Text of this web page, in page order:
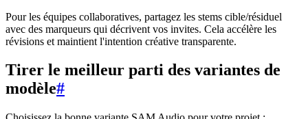
Pour les équipes collaboratives, partagez les stems cible/résiduel
avec des marqueurs qui décrivent vos invites. Cela accélère les
révisions et maintient l'intention créative transparente.
Tirer le meilleur parti des variantes de
modèle#